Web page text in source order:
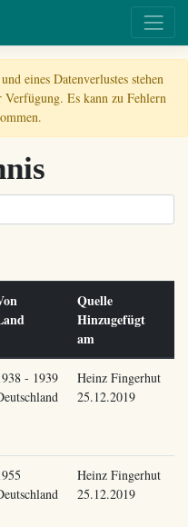
eines Datenverlustes stehen
Es kann zu Fehlern
Quelle
Hinzugefügt
am
- 1939
Heinz Fingerhut
25.12.2019
Heinz Fingerhut
25.12.2019